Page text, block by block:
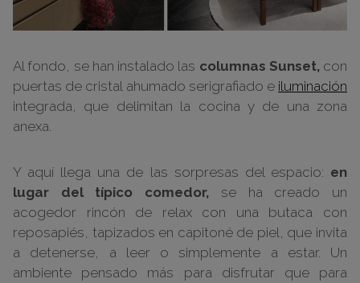
Al fondo, se han instalado las columnas Sunset,con
puertas de cristal ahumado serigrafiado e iluminación
integrada, que delimitan la cocina y de una zona
anexa.
Y aquí llega una de las sorpresas del espacio: en
lugar del típico comedor, se ha creado un
acogedor rincón de relax con una butaca con
reposapiés, tapizados en capitoné de piel, que invita
a detenerse, a leer o simplemente a estar. Un
ambiente pensado más para disfrutar que para